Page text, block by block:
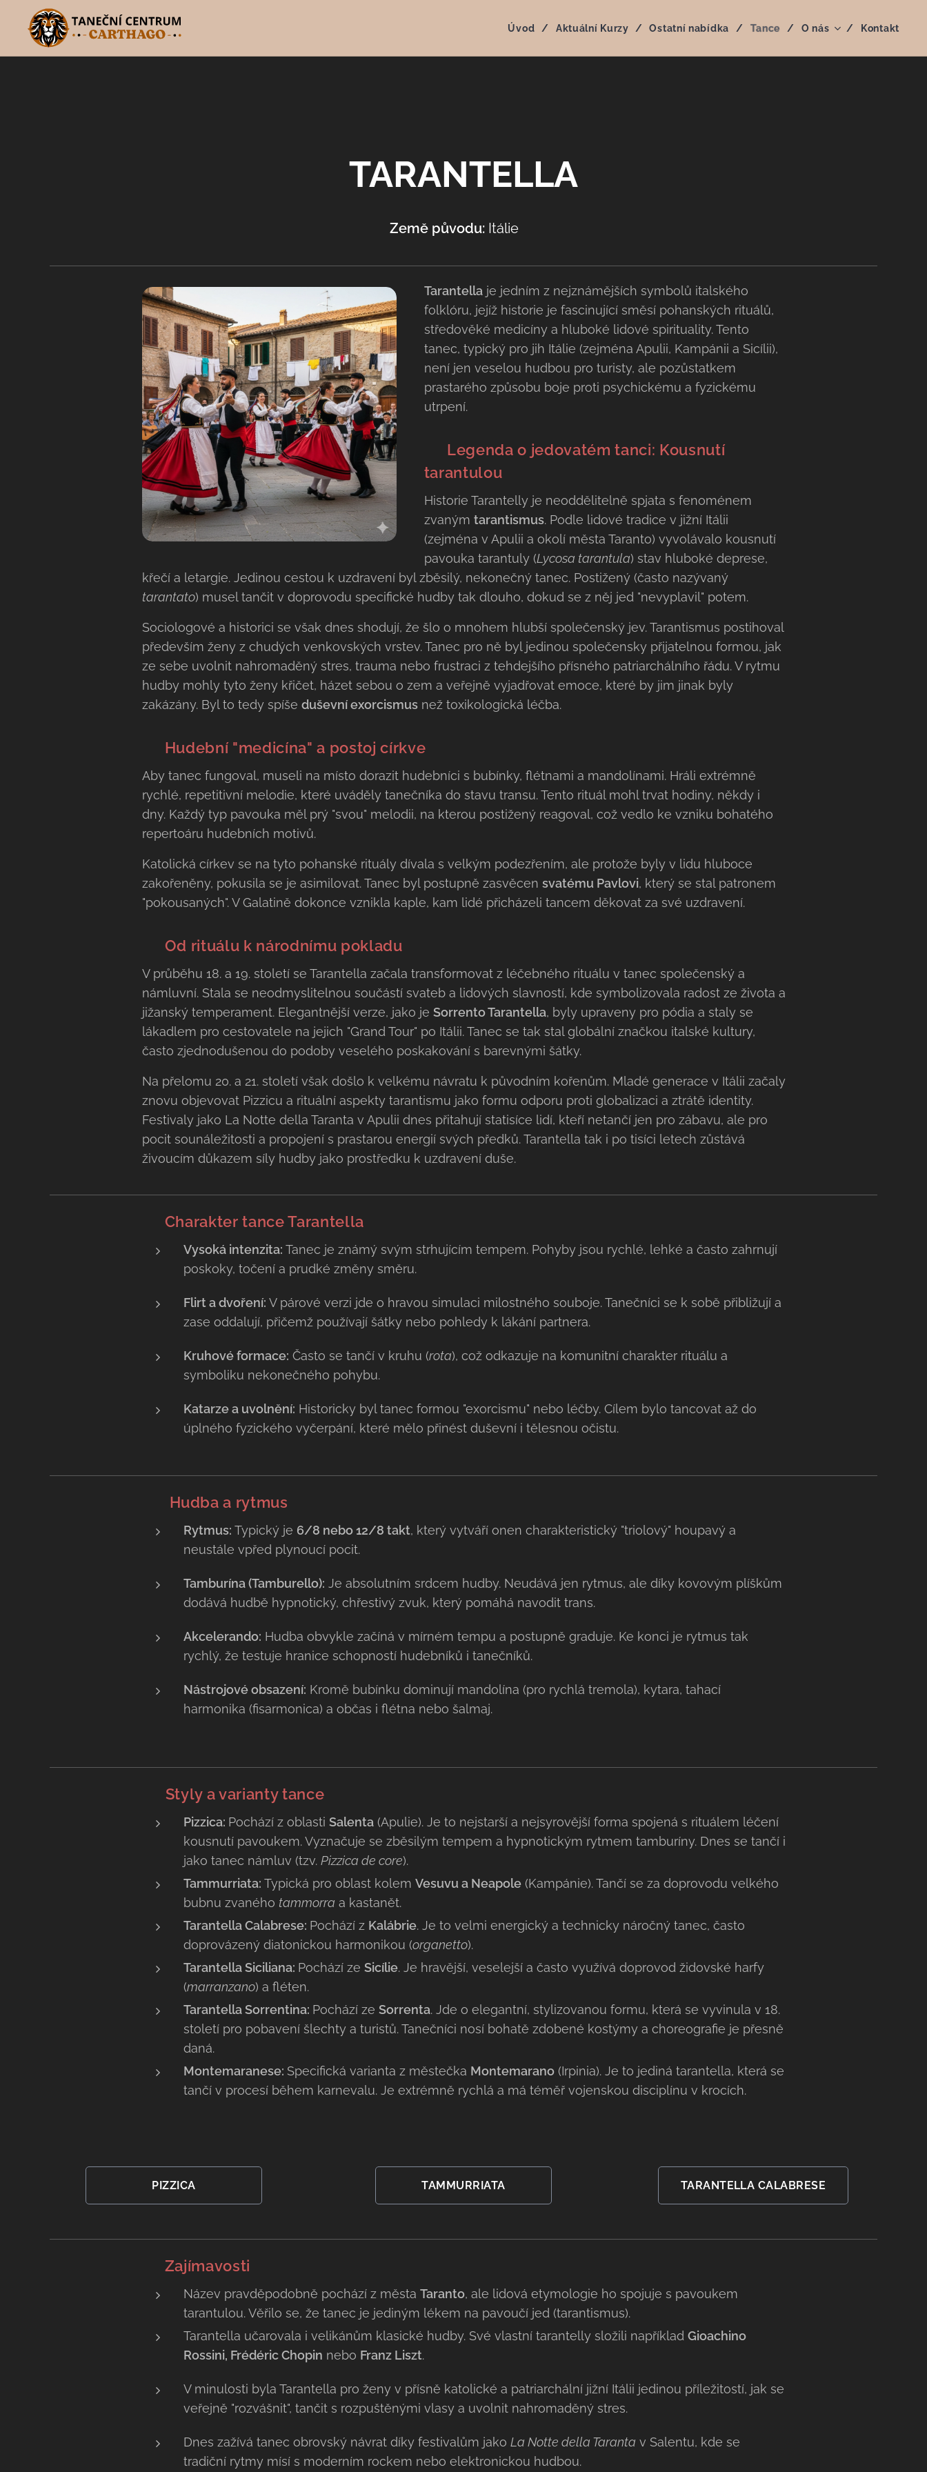
Úvod Aktuální Kurzy Ostatní nabídka Tance O nás Kontakt
TARANTELLA
Země původu:Itálie
Tarantellaje jedním z nejznámějších symbolů italského
folklóru, jejíž historie je fascinující směsí pohanských rituálů,
středověké medicíny a hluboké lidové spirituality. Tento
tanec, typický pro jih Itálie (zejména Apulii, Kampánii a Sicílii),
není jen veselou hudbou pro turisty, ale pozůstatkem
prastarého způsobu boje proti psychickému a fyzickému
utrpení.
Legenda o jedovatém tanci: Kousnutí
tarantulou
Historie Tarantelly je neoddělitelně spjata s fenoménem
zvaným tarantismus. Podle lidové tradice v jižní Itálii
(zejména v Apulii a okolí města Taranto) vyvolávalo kousnutí
pavouka tarantuly (Lycosa tarantula) stav hluboké deprese,
křečí a letargie. Jedinou cestou k uzdravení byl zběsilý, nekonečný tanec. Postižený (často nazývaný
tarantato) musel tančit v doprovodu specifické hudby tak dlouho, dokud se z něj jed "nevyplavil" potem.
Sociologové a historici se však dnes shodují, že šlo o mnohem hlubší společenský jev. Tarantismus postihoval
především ženy z chudých venkovských vrstev. Tanec pro ně byl jedinou společensky přijatelnou formou, jak
ze sebe uvolnit nahromaděný stres, trauma nebo frustraci z tehdejšího přísného patriarchálního řádu. V rytmu
hudby mohly tyto ženy křičet, házet sebou o zem a veřejně vyjadřovat emoce, které by jim jinak byly
zakázány. Byl to tedy spíše duševní exorcismusnež toxikologická léčba.
⛪ Hudební "medicína" a postoj církve
Aby tanec fungoval, museli na místo dorazit hudebníci s bubínky, flétnami a mandolínami. Hráli extrémně
rychlé, repetitivní melodie, které uváděly tanečníka do stavu transu. Tento rituál mohl trvat hodiny, někdy i
dny. Každý typ pavouka měl prý "svou" melodii, na kterou postižený reagoval, což vedlo ke vzniku bohatého
repertoáru hudebních motivů.
Katolická církev se na tyto pohanské rituály dívala s velkým podezřením, ale protože byly v lidu hluboce
zakořeněny, pokusila se je asimilovat. Tanec byl postupně zasvěcen svatému Pavlovi, který se stal patronem
"pokousaných". V Galatině dokonce vznikla kaple, kam lidé přicházeli tancem děkovat za své uzdravení.
💃 Od rituálu k národnímu pokladu
V průběhu 18. a 19. století se Tarantella začala transformovat z léčebného rituálu v tanec společenský a
námluvní. Stala se neodmyslitelnou součástí svateb a lidových slavností, kde symbolizovala radost ze života a
jižanský temperament. Elegantnější verze, jako je Sorrento Tarantella, byly upraveny pro pódia a staly se
lákadlem pro cestovatele na jejich "Grand Tour" po Itálii. Tanec se tak stal globální značkou italské kultury,
často zjednodušenou do podoby veselého poskakování s barevnými šátky.
Na přelomu 20. a 21. století však došlo k velkému návratu k původním kořenům. Mladé generace v Itálii začaly
znovu objevovat Pizzicu a rituální aspekty tarantismu jako formu odporu proti globalizaci a ztrátě identity.
Festivaly jako La Notte della Taranta v Apulii dnes přitahují statisíce lidí, kteří netančí jen pro zábavu, ale pro
pocit sounáležitosti a propojení s prastarou energií svých předků. Tarantella tak i po tisíci letech zůstává
živoucím důkazem síly hudby jako prostředku k uzdravení duše.
💃 Charakter tance Tarantella
Vysoká intenzita: Tanec je známý svým strhujícím tempem. Pohyby jsou rychlé, lehké a často zahrnují
poskoky, točení a prudké změny směru.
Flirt a dvoření: V párové verzi jde o hravou simulaci milostného souboje. Tanečníci se k sobě přibližují a
zase oddalují, přičemž používají šátky nebo pohledy k lákání partnera.
Kruhové formace: Často se tančí v kruhu (rota), což odkazuje na komunitní charakter rituálu a
symboliku nekonečného pohybu.
Katarze a uvolnění: Historicky byl tanec formou "exorcismu" nebo léčby. Cílem bylo tancovat až do
úplného fyzického vyčerpání, které mělo přinést duševní i tělesnou očistu.
Hudba a rytmus
Rytmus: Typický je 6/8 nebo 12/8 takt, který vytváří onen charakteristický "triolový" houpavý a
neustále vpřed plynoucí pocit.
Tamburína (Tamburello): Je absolutním srdcem hudby. Neudává jen rytmus, ale díky kovovým plíškům
dodává hudbě hypnotický, chřestivý zvuk, který pomáhá navodit trans.
Akcelerando: Hudba obvykle začíná v mírném tempu a postupně graduje. Ke konci je rytmus tak
rychlý, že testuje hranice schopností hudebníků i tanečníků.
Nástrojové obsazení: Kromě bubínku dominují mandolína (pro rychlá tremola), kytara, tahací
harmonika (fisarmonica) a občas i flétna nebo šalmaj.
Styly a varianty tance
Pizzica: Pochází z oblasti Salenta(Apulie). Je to nejstarší a nejsyrovější forma spojená s rituálem léčení
kousnutí pavoukem. Vyznačuje se zběsilým tempem a hypnotickým rytmem tamburíny. Dnes se tančí i
jako tanec námluv (tzv. Pizzica de core).
Tammurriata: Typická pro oblast kolem Vesuvu a Neapole(Kampánie). Tančí se za doprovodu velkého
bubnu zvaného tammorra a kastanět.
Tarantella Calabrese: Pochází z Kalábrie. Je to velmi energický a technicky náročný tanec, často
doprovázený diatonickou harmonikou (organetto).
Tarantella Siciliana: Pochází ze Sicílie. Je hravější, veselejší a často využívá doprovod židovské harfy
(marranzano) a fléten.
Tarantella Sorrentina: Pochází ze Sorrenta. Jde o elegantní, stylizovanou formu, která se vyvinula v 18.
století pro pobavení šlechty a turistů. Tanečníci nosí bohatě zdobené kostýmy a choreografie je přesně
daná.
Montemaranese: Specifická varianta z městečka Montemarano(Irpinia). Je to jediná tarantella, která se
tančí v procesí během karnevalu. Je extrémně rychlá a má téměř vojenskou disciplínu v krocích.
PIZZICA TAMMURRIATA TARANTELLA CALABRESE
💡 Zajímavosti
Název pravděpodobně pochází z města Taranto, ale lidová etymologie ho spojuje s pavoukem
tarantulou. Věřilo se, že tanec je jediným lékem na pavoučí jed (tarantismus).
Tarantella učarovala i velikánům klasické hudby. Své vlastní tarantelly složili například Gioachino
Rossini, Frédéric Chopin nebo Franz Liszt.
V minulosti byla Tarantella pro ženy v přísně katolické a patriarchální jižní Itálii jedinou příležitostí, jak se
veřejně "rozvášnit", tančit s rozpuštěnými vlasy a uvolnit nahromaděný stres.
Dnes zažívá tanec obrovský návrat díky festivalům jako La Notte della Taranta v Salentu, kde se
tradiční rytmy mísí s moderním rockem nebo elektronickou hudbou.